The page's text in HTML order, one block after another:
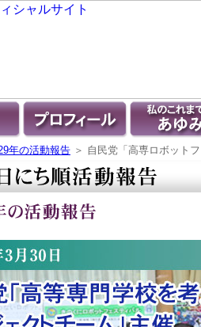
年の活動報告 ＞ 自民党「高専ロボット